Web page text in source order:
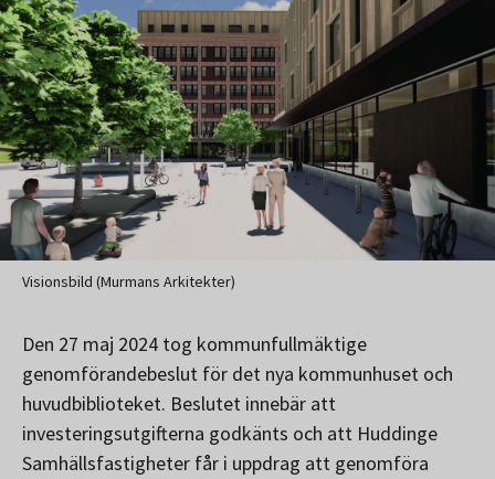
Visionsbild (Murmans Arkitekter)
Den 27 maj 2024 tog kommunfullmäktige
genomförandebeslut för det nya kommunhuset och
huvudbiblioteket. Beslutet innebär att
investeringsutgifterna godkänts och att Huddinge
Samhällsfastigheter får i uppdrag att genomföra